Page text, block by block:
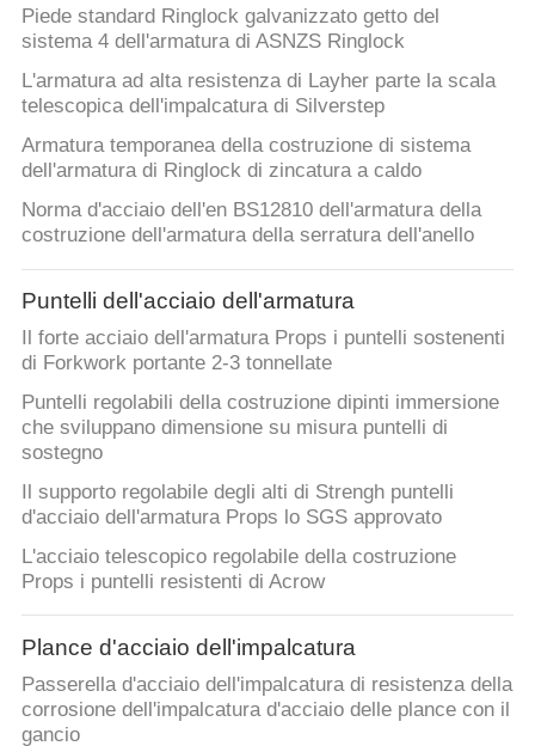
PRIVACY
POLICY
Piede standard Ringlock galvanizzato getto del
sistema 4 dell'armatura di ASNZS Ringlock
L'armatura ad alta resistenza di Layher parte la scala
telescopica dell'impalcatura di Silverstep
Armatura temporanea della costruzione di sistema
dell'armatura di Ringlock di zincatura a caldo
Norma d'acciaio dell'en BS12810 dell'armatura della
costruzione dell'armatura della serratura dell'anello
Puntelli dell'acciaio dell'armatura
Il forte acciaio dell'armatura Props i puntelli sostenenti
di Forkwork portante 2-3 tonnellate
Puntelli regolabili della costruzione dipinti immersione
che sviluppano dimensione su misura puntelli di
sostegno
Il supporto regolabile degli alti di Strengh puntelli
d'acciaio dell'armatura Props lo SGS approvato
L'acciaio telescopico regolabile della costruzione
Props i puntelli resistenti di Acrow
Plance d'acciaio dell'impalcatura
Passerella d'acciaio dell'impalcatura di resistenza della
corrosione dell'impalcatura d'acciaio delle plance con il
gancio